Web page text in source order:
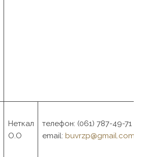
Неткал
О.О
телефон: (061) 787-49-71
email: buvrzp@gmail.com